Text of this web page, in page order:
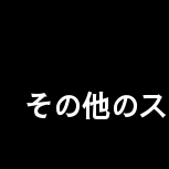
その他の